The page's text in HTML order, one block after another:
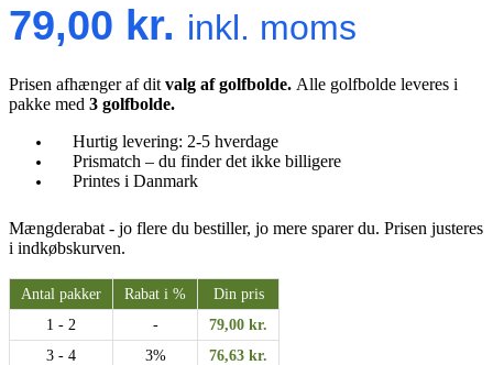
79,00 kr. inkl. moms
Prisen afhænger af dit valg af golfbolde. Alle golfbolde leveres i
pakke med 3 golfbolde.
Hurtig levering: 2-5 hverdage
Prismatch – du finder det ikke billigere
Printes i Danmark
Mængderabat - jo flere du bestiller, jo mere sparer du. Prisen justeres
i indkøbskurven.
Antal pakker Rabat i %
Din pris
1 - 2
- 79,00 kr.
3 - 4
3% 76,63 kr.